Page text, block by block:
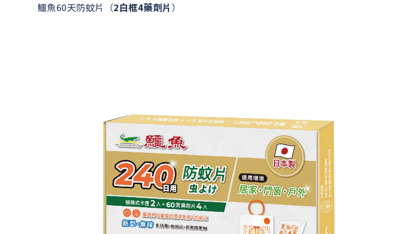
鱷魚60天防蚊片（2白框4藥劑片 ）